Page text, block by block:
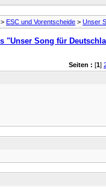
> ESC und Vorentscheide > Unser
"Unser Song für
Seiten : [1]